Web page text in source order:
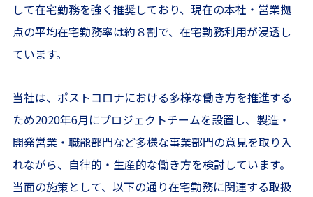
して在宅勤務を強く推奨しており、現在の本社・営業拠
点の平均在宅勤務率は約８割で、在宅勤務利用が浸透し
ています。
当社は、ポストコロナにおける多様な働き方を推進する
ため2020年6月にプロジェクトチームを設置し、製造・
開発営業・職能部門など多様な事業部門の意見を取り入
れながら、自律的・生産的な働き方を検討しています。
当面の施策として、以下の通り在宅勤務に関連する取扱